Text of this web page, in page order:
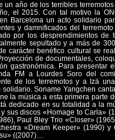
un año de los terribles
el 2015. Con tal motivo la
Barcelona un acto solidario
y damnificados del
por los desprendimientos de
sepultado y a más de
carácter benéfico cultural se
de documentales,
gastronómica. Para presentar
FM a Lourdes Soro del
de los terremotos y a Izä
solidario. Soname Yangchen
la música a esta primera parte
dedicado en su totalidad a la
y sus discos «Homage to Carla»
Paul Bley Trio «Closer»
«Dream Keeper» (1990)
((2007)…